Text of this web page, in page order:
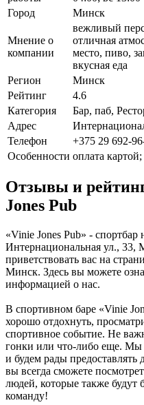
Город
Минск
Мнение о
компании
вежливый
отличная
место, пиво,
вкусная еда
Регион
Минск
Рейтинг
4.6
Категория
Бар, паб,
Адрес
Телефон
+375 29 692-
Особенности оплата
Отзывы и
Jones Pub
«Vinie Jones Pub» - спортбар
Интернациональная ул.,
приветствовать вас на
Минск. Здесь вы можете
информацией о нас.
В спортивном баре «Vinie
хорошо отдохнуть,
спортивное событие. Не
гонки или что-либо еще. Мы
и будем рады
вы всегда сможете
людей, которые также
команду!